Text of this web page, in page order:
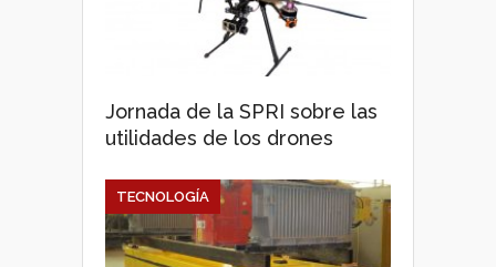
Jornada de la SPRI sobre las
utilidades de los drones
TECNOLOGÍA